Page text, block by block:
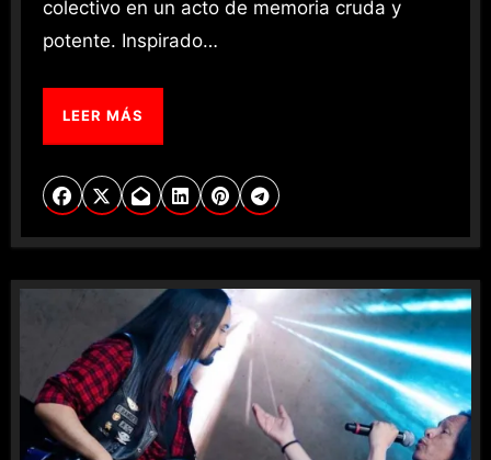
colectivo en un acto de memoria cruda y
potente. Inspirado…
LEER MÁS